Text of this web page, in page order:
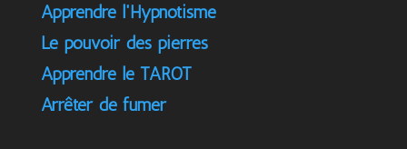
Apprendre l'Hypnotisme
Le pouvoir des pierres
Apprendre le TAROT
Arrêter de fumer